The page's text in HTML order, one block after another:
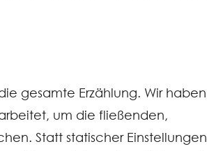
gesamte Erzählung. Wir haben
um die fließenden,
Statt statischer Einstellungen